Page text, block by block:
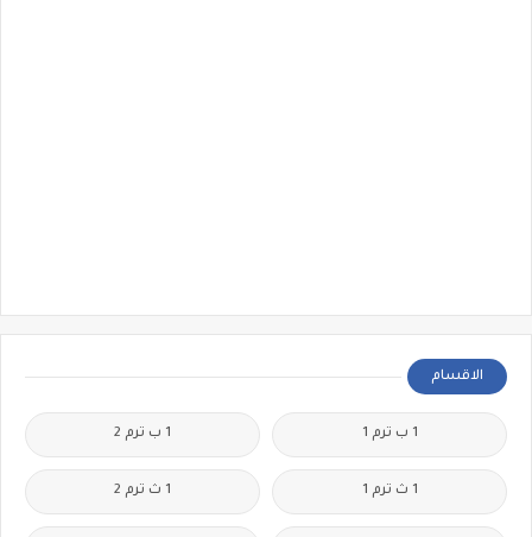
الاقسام
1 ب ترم 1 1 ب ترم 2
1 ث ترم 1 1 ث ترم 2